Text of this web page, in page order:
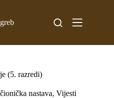
(5. razredi)
nastava, Vijesti